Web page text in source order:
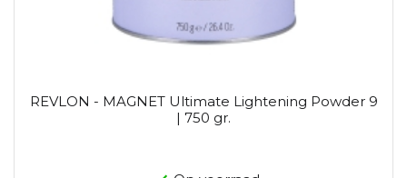
REVLON - MAGNET Ultimate Lightening Powder 9
| 750 gr.